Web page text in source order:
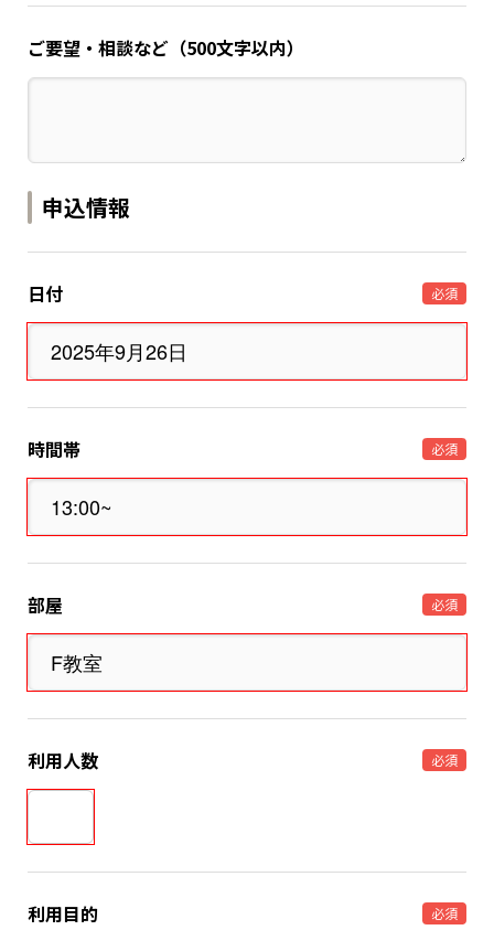
ご要望・相談など（500文字以内）
申込情報
日付 必須
時間帯 必須
部屋 必須
利用人数 必須
利用目的 必須